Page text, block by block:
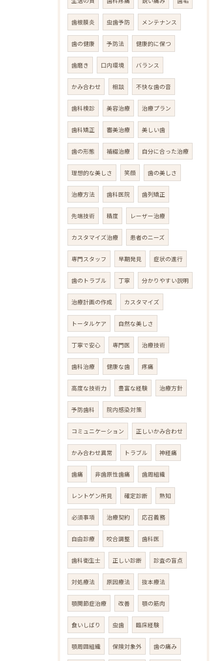
歯根膜炎 虫歯予防 メンテナンス
歯の健康 予防法 健康的に保つ
歯磨き 口内環境 バランス
かみ合わせ 相談 不快な歯の音
歯科検診 美容治療 治療プラン
歯科矯正 審美治療 美しい歯
歯の形態 補綴治療 自分に合った治療
理想的な美しさ 笑顔 歯の美しさ
治療方法 歯科医院 歯列矯正
先端技術 精度 レーザー治療
カスタマイズ治療 患者のニーズ
専門スタッフ 早期発見 症状の進行
歯のトラブル 丁寧 分かりやすい説明
治療計画の作成 カスタマイズ
トータルケア 自然な美しさ
丁寧で安心 専門医 治療技術
歯科治療 健康な歯 疼痛
高度な技術力 豊富な経験 治療方針
予防歯科 院内感染対策
コミュニケーション 正しいかみ合わせ
かみ合わせ異常 トラブル 神経痛
歯痛 非歯原性歯痛 歯周組織
レントゲン所見 確定診断 熟知
必須事項 治療契約 応召義務
自由診療 咬合調整 歯科医
歯科衛生士 正しい診断 診査の盲点
対処療法 原因療法 抜本療法
顎関節症治療 改善 顎の筋肉
食いしばり 虫歯 臨床経験
顎周囲組織 保険対象外 歯の痛み